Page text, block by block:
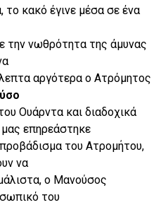
το κακό έγινε μέσα σε ένα
την νωθρότητα της άμυνας
αργότερα ο Ατρόμητος
Ουάρντα και διαδοχικά
επηρεάστηκε
του Ατρομήτου,
να
ο Μανούσος
του